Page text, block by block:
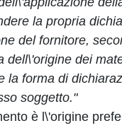
la propria
del fornitore,
dell\'origine dei
la forma di
soggetto."
è l\'origine